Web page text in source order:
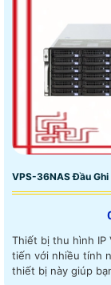
VPS-36NAS Đầu Ghi
Thiết bị thu hình IP
tiến với nhiều tính năng đáng
thiết bị này giúp